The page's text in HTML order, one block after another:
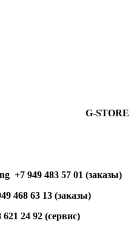
G-STORE
+7 949 483 57 01 (заказы)
468 63 13 (заказы)
621 24 92 (сервис)